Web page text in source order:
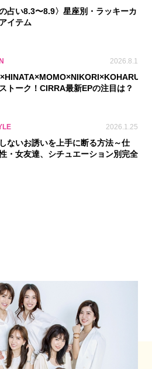
の占い8.3〜8.9〉星座別・ラッキーカ
イテム
2026.8.1
トーク！CIRRA最新EPの注目は？
2026.1.25
ないお誘いを上手に断る方法～仕
・女友達、シチュエーション別完全